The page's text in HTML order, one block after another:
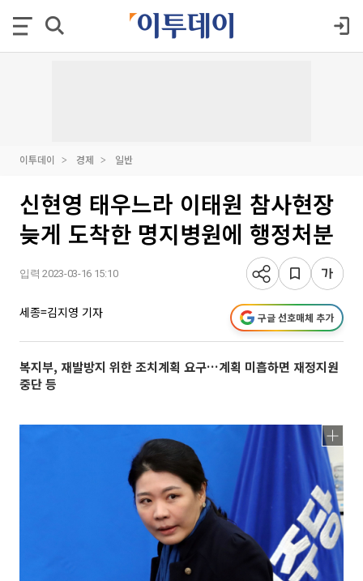
이투데이 경제 일반
신현영 태우느라 이태원 참사현장
늦게 도착한 명지병원에 행정처분
입력 2023-03-16 15:10
세종=김지영 기자 구글 선호매체 추가
복지부, 재발방지 위한 조치계획 요구…계획 미흡하면 재정지원
중단 등